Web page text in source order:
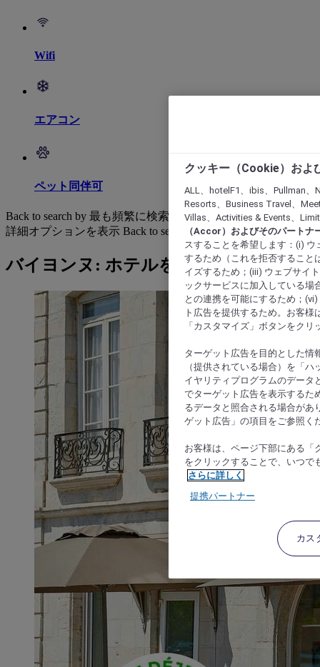
Wifi
エアコン
ペット同伴可
Back to search by 最も頻繁に検索されています
詳細オプションを表示 Back to search by categories
バイヨンヌ: ホテルを検索する
クッキー（Cookie）およ
ALL、hotelF1、ibis、Pullman
Resorts、Business Travel、
Villas、Activities & Events、
（Accor）およびそのパートナ
スすることを希望します：(i)
するため（これを拒否すること
イズするため；(iii) ウェブサイ
ックサービスに加入している場
との連携を可能にするため；
ト広告を提供するため。お客
「カスタマイズ」ボタンをク
ターゲット広告を目的とした情
（提供されている場合）を「
イヤリティプログラムのデータ
でターゲット広告を表示するた
るデータと照合される場合があ
ゲット広告」の項目をご参照く
お客様は、ページ下部にある「
をクリックすることで、いつで
さらに詳しく
提携パートナー
カス